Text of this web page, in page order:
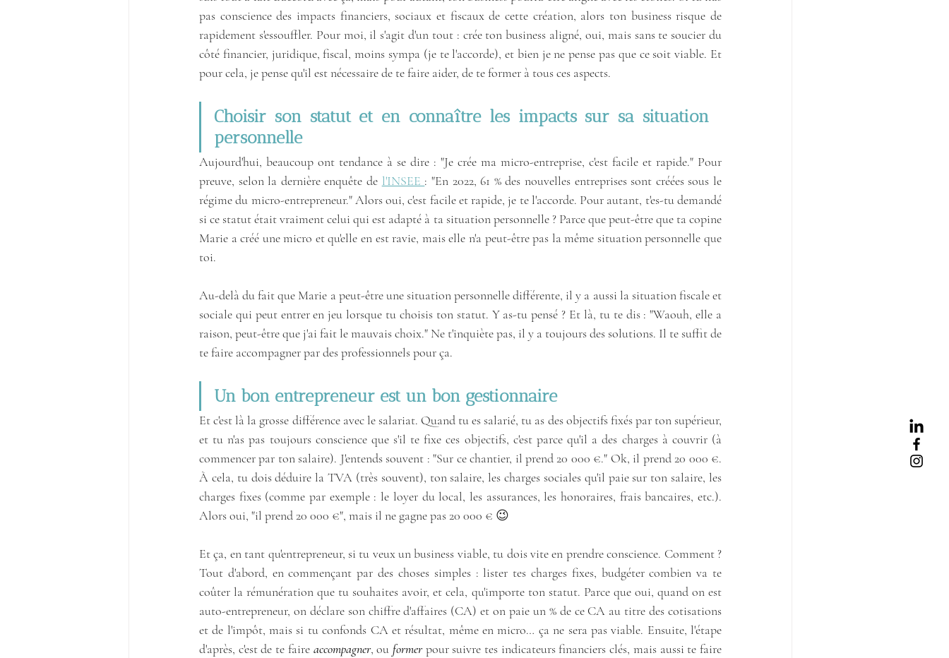
pas conscience des impacts financiers, sociaux et fiscaux de cette création, alors ton business risque de
rapidement s'essouffler. Pour moi, il s'agit d'un tout : crée ton business aligné, oui, mais sans te soucier du
côté financier, juridique, fiscal, moins sympa (je te l'accorde), et bien je ne pense pas que ce soit viable. Et
pour cela, je pense qu'il est nécessaire de te faire aider, de te former à tous ces aspects.
Choisir son statut et en connaître les impacts sur sa situation
personnelle
Aujourd'hui, beaucoup ont tendance à se dire : "Je crée ma micro-entreprise, c'est facile et rapide." Pour
preuve, selon la dernière enquête de l'INSEE : "En 2022, 61 % des nouvelles entreprises sont créées sous le
régime du micro-entrepreneur." Alors oui, c'est facile et rapide, je te l'accorde. Pour autant, t'es-tu demandé
si ce statut était vraiment celui qui est adapté à ta situation personnelle ? Parce que peut-être que ta copine
Marie a créé une micro et qu'elle en est ravie, mais elle n'a peut-être pas la même situation personnelle que
toi.
Au-delà du fait que Marie a peut-être une situation personnelle différente, il y a aussi la situation fiscale et
sociale qui peut entrer en jeu lorsque tu choisis ton statut. Y as-tu pensé ? Et là, tu te dis : "Waouh, elle a
raison, peut-être que j'ai fait le mauvais choix." Ne t'inquiète pas, il y a toujours des solutions. Il te suffit de
te faire accompagner par des professionnels pour ça.
Un bon entrepreneur est un bon gestionnaire
Et c'est là la grosse différence avec le salariat. Quand tu es salarié, tu as des objectifs fixés par ton supérieur,
et tu n'as pas toujours conscience que s'il te fixe ces objectifs, c'est parce qu'il a des charges à couvrir (à
commencer par ton salaire). J'entends souvent : "Sur ce chantier, il prend 20 000 €." Ok, il prend 20 000 €.
À cela, tu dois déduire la TVA (très souvent), ton salaire, les charges sociales qu'il paie sur ton salaire, les
charges fixes (comme par exemple : le loyer du local, les assurances, les honoraires, frais bancaires, etc.).
Alors oui, "il prend 20 000 €", mais il ne gagne pas 20 000 € 😉
Et ça, en tant qu'entrepreneur, si tu veux un business viable, tu dois vite en prendre conscience. Comment ?
Tout d'abord, en commençant par des choses simples : lister tes charges fixes, budgéter combien va te
coûter la rémunération que tu souhaites avoir, et cela, qu'importe ton statut. Parce que oui, quand on est
auto-entrepreneur, on déclare son chiffre d'affaires (CA) et on paie un % de ce CA au titre des cotisations
et de l'impôt, mais si tu confonds CA et résultat, même en micro… ça ne sera pas viable. Ensuite, l'étape
d'après, c'est de te faire accompagner, ou former pour suivre tes indicateurs financiers clés, mais aussi te faire